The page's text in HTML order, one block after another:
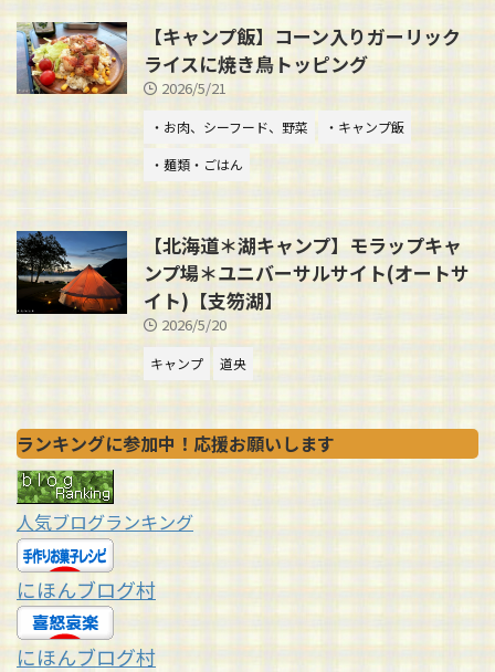
【キャンプ飯】コーン入りガーリック
ライスに焼き鳥トッピング
2026/5/21
・お肉、シーフード、野菜
・キャンプ飯
・麺類・ごはん
【北海道＊湖キャンプ】モラップキャ
ンプ場＊ユニバーサルサイト(オートサ
イト)【支笏湖】
2026/5/20
キャンプ 道央
ランキングに参加中！応援お願いします
人気ブログランキング
にほんブログ村
にほんブログ村